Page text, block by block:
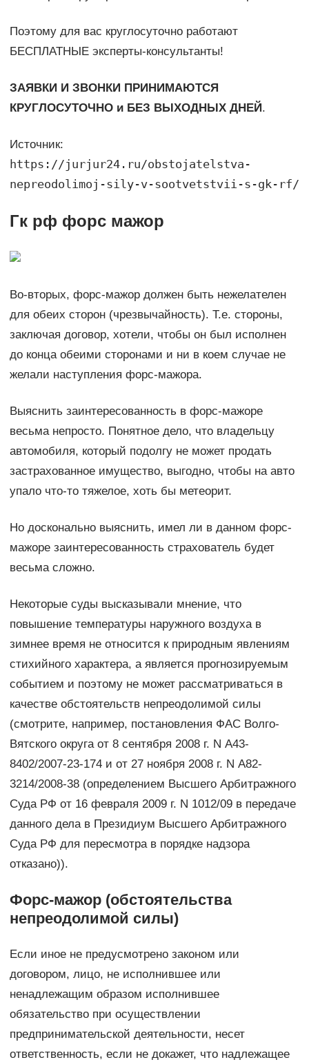
Поэтому для вас круглосуточно работают
БЕСПЛАТНЫЕ эксперты-консультанты!
ЗАЯВКИ И ЗВОНКИ ПРИНИМАЮТСЯ
КРУГЛОСУТОЧНО и БЕЗ ВЫХОДНЫХ ДНЕЙ .
Источник:
https://jurjur24.ru/obstojatelstva-
nepreodolimoj-sily-v-sootvetstvii-s-gk-rf/
Гк рф форс мажор
Во-вторых, форс-мажор должен быть нежелателен
для обеих сторон (чрезвычайность). Т.е. стороны,
заключая договор, хотели, чтобы он был исполнен
до конца обеими сторонами и ни в коем случае не
желали наступления форс-мажора.
Выяснить заинтересованность в форс-мажоре
весьма непросто. Понятное дело, что владельцу
автомобиля, который подолгу не может продать
застрахованное имущество, выгодно, чтобы на авто
упало что-то тяжелое, хоть бы метеорит.
Но досконально выяснить, имел ли в данном форс-
мажоре заинтересованность страхователь будет
весьма сложно.
Некоторые суды высказывали мнение, что
повышение температуры наружного воздуха в
зимнее время не относится к природным явлениям
стихийного характера, а является прогнозируемым
событием и поэтому не может рассматриваться в
качестве обстоятельств непреодолимой силы
(смотрите, например, постановления ФАС Волго-
Вятского округа от 8 сентября 2008 г. N А43-
8402/2007-23-174 и от 27 ноября 2008 г. N А82-
3214/2008-38 (определением Высшего Арбитражного
Суда РФ от 16 февраля 2009 г. N 1012/09 в передаче
данного дела в Президиум Высшего Арбитражного
Суда РФ для пересмотра в порядке надзора
отказано)).
Форс-мажор (обстоятельства
непреодолимой силы)
Если иное не предусмотрено законом или
договором, лицо, не исполнившее или
ненадлежащим образом исполнившее
обязательство при осуществлении
предпринимательской деятельности, несет
ответственность, если не докажет, что надлежащее